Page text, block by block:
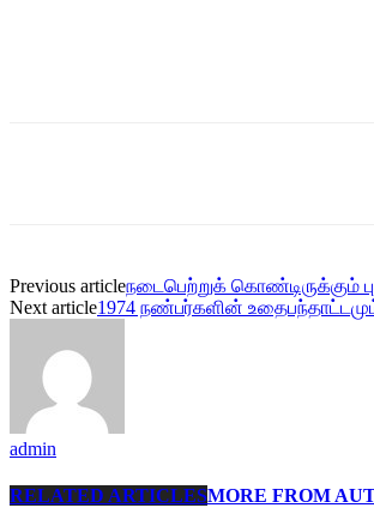
Previous articleநடைபெற்றுக் கொண்டிருக்கும்
Next article1974 நண்பர்களின்
admin
RELATED ARTICLESMORE FROM